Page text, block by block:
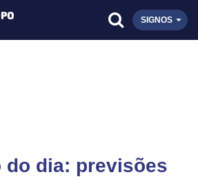
SIGNOS
do dia: previsões